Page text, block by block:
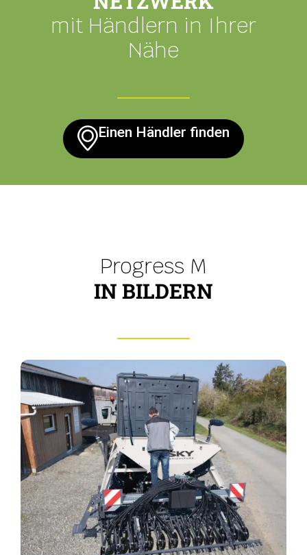
mit Händlern in Ihrer
Nähe
Einen Händler finden
Progress M
IN BILDERN